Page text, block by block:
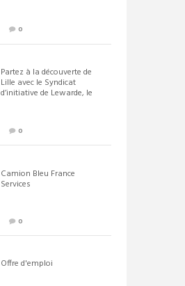
0
Partez à la découverte de
Lille avec le Syndicat
d’initiative de Lewarde, le
0
Camion Bleu France
Services
0
Offre d'emploi